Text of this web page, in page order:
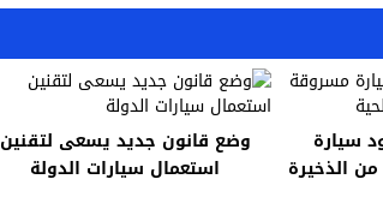
سيارة
الذخيرة
وضع قانون جديد يسعى لتقنين
استعمال سيارات الدولة